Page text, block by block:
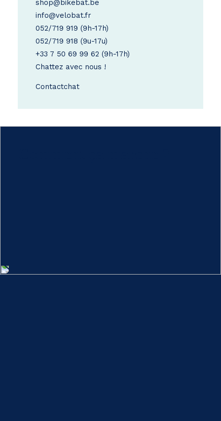
shop@bikebat.be
info@velobat.fr
052/719 919 (9h-17h)
052/719 918 (9u-17u)
+33 7 50 69 99 62 (9h-17h)
Chattez avec nous !
Contactchat